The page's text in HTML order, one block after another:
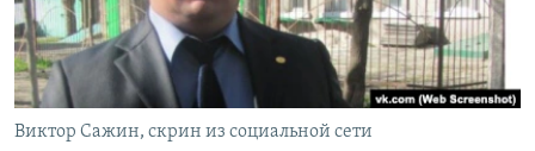
ELIFBE
УКРАИНСКАЯ ПРОБЛЕМА КРЫМА
Все сайты RFE/RL
Виктор Сажин, скрин из социальной сети